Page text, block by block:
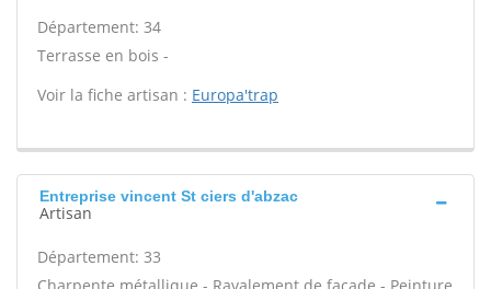
Département: 34
Terrasse en bois -
Voir la fiche artisan : Europa'trap
Entreprise vincent St ciers d'abzac
Artisan
Département: 33